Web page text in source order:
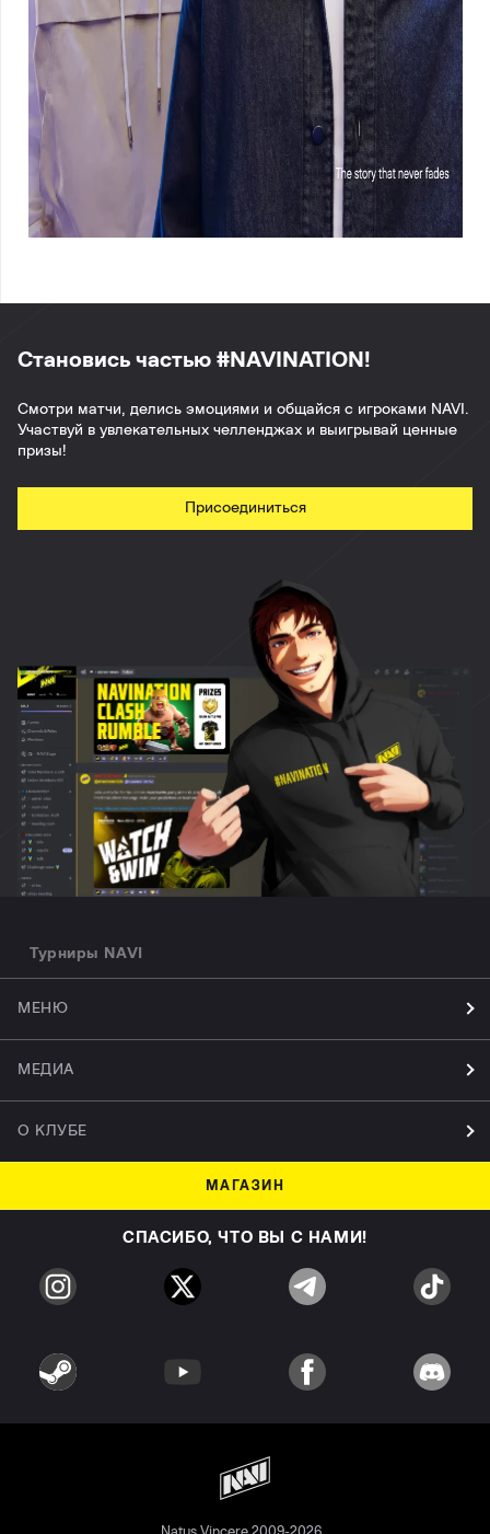
Становись частью #NAVINATION!
Смотри матчи, делись эмоциями и общайся с игроками NAVI.
Участвуй в увлекательных челленджах и выигрывай ценные
призы!
Присоединиться
Турниры NAVI
МЕНЮ
МЕДИА
О КЛУБЕ
МАГАЗИН
СПАСИБО, ЧТО ВЫ С НАМИ!